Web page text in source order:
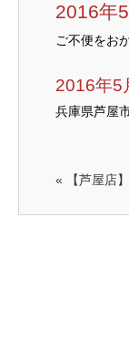
2016年
ご不便をお
2016年5
兵庫県芦屋
« 【芦屋店